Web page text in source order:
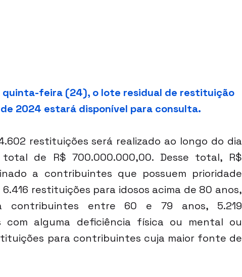
quinta-feira (24), o lote residual de restituição
2024 estará disponível para consulta.
restituições será realizado ao longo do dia
de R$ 700.000.000,00. Desse total, R$
a contribuintes que possuem prioridade
restituições para idosos acima de 80 anos,
contribuintes entre 60 e 79 anos, 5.219
com alguma deficiência física ou mental ou
para contribuintes cuja maior fonte de